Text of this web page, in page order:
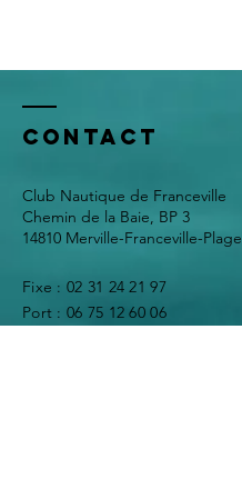
Contact
Club Nautique de Franceville
Chemin de la Baie, BP 3
14810 Merville-Franceville-Plage
Fixe : 02 31 24 21 97
Port : 06 75 12 60 06